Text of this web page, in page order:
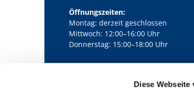
Diese Webseite
Öffnungszeiten:
Montag: derzeit geschlossen
Mittwoch: 12:00–16:00 Uhr
Donnerstag: 15:00–18:00 Uhr
Kath. Kirchengemeinde